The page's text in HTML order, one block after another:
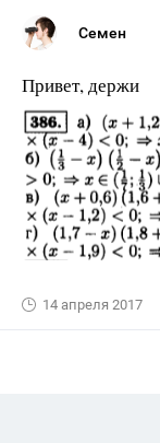
Семен
Привет, держи
14 апреля 2017